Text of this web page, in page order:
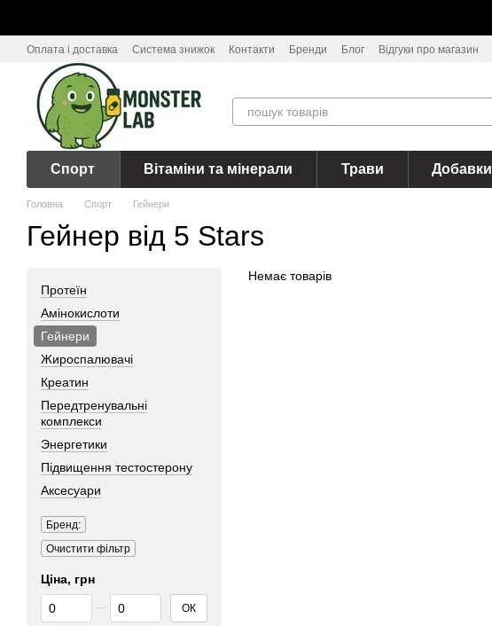
Оплата і доставка Система знижок Контакти Бренди Блог Відгуки про магазин
Спорт Вітаміни та мінерали Трави Добавки
Головна Спорт Гейнери
Гейнер від 5 Stars
Немає товарів
Протеїн
Амінокислоти
Гейнери
Жироспалювачі
Креатин
Передтренувальні
комплекси
Энергетики
Підвищення тестостерону
Аксесуари
Бренд:
Очистити фільтр
Ціна, грн
Від Ціна, грн
До Ціна, грн ОК